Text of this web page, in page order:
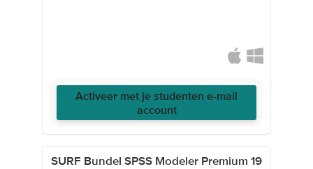
Activeer met je studenten e-mail
account
SURF Bundel SPSS Modeler Premium 19